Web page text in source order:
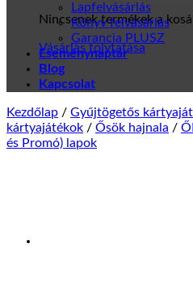
Nincsenek termékek a
Vásárlás folytatása
Lapfelvásárlás
Könyv felvásárlás
Garancia PLUSZ
Eseménynaptár
Blog
Kapcsolat
Kezdőlap / Gyűjtögetős
kártyajátékok / Ősök hajnala /
és Promó) lapok